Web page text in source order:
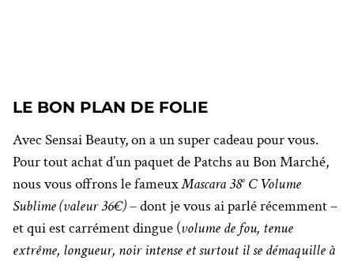
LE BON PLAN DE FOLIE
Avec Sensai Beauty, on a un super cadeau pour vous.
Pour tout achat d’un paquet de Patchs au Bon Marché,
nous vous offrons le fameuxMascara 38° C Volume
Sublime (valeur 36€)– dont je vous ai parlé récemment –
et qui est carrément dingue (volume de fou, tenue
extrême, longueur, noir intense et surtout il se démaquille à